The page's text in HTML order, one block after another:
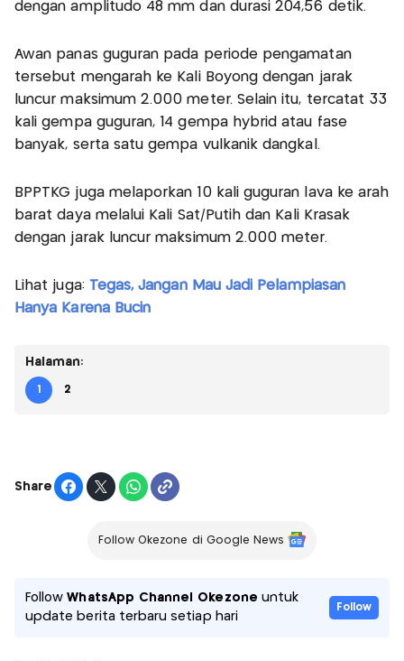
dengan amplitudo 48 mm dan durasi 204,56 detik.
Awan panas guguran pada periode pengamatan
tersebut mengarah ke Kali Boyong dengan jarak
luncur maksimum 2.000 meter. Selain itu, tercatat 33
kali gempa guguran, 14 gempa hybrid atau fase
banyak, serta satu gempa vulkanik dangkal.
BPPTKG juga melaporkan 10 kali guguran lava ke arah
barat daya melalui Kali Sat/Putih dan Kali Krasak
dengan jarak luncur maksimum 2.000 meter.
Lihat juga: Tegas, Jangan Mau Jadi Pelampiasan
Hanya Karena Bucin
Halaman:
1 2
Share
Follow Okezone di Google News
FollowWhatsApp Channel Okezone untuk
update berita terbaru setiap hari
Follow